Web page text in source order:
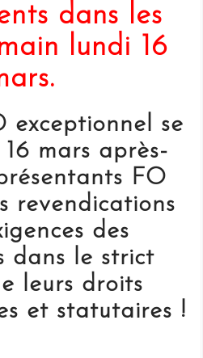
dans les
lundi 16
exceptionnel se
mars après-
FO
revendications
des
dans le strict
leurs droits
et statutaires !